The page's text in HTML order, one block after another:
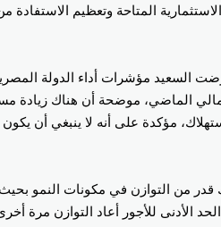
المتاحة وتعظيم الاستفادة
السعيد مؤشرات أداء الدولة
من خطة العام المالي الحالي مقارنة بنسبة 5,4% في الربع الثاني من العام
من قطاعات لها قيمة مضافة، موضحة أن معدل النمو في أعوام 2014، 2015، 2016 كان يأتي 70% منه من
فأصبح هناك قدر من التوازن في مكونات